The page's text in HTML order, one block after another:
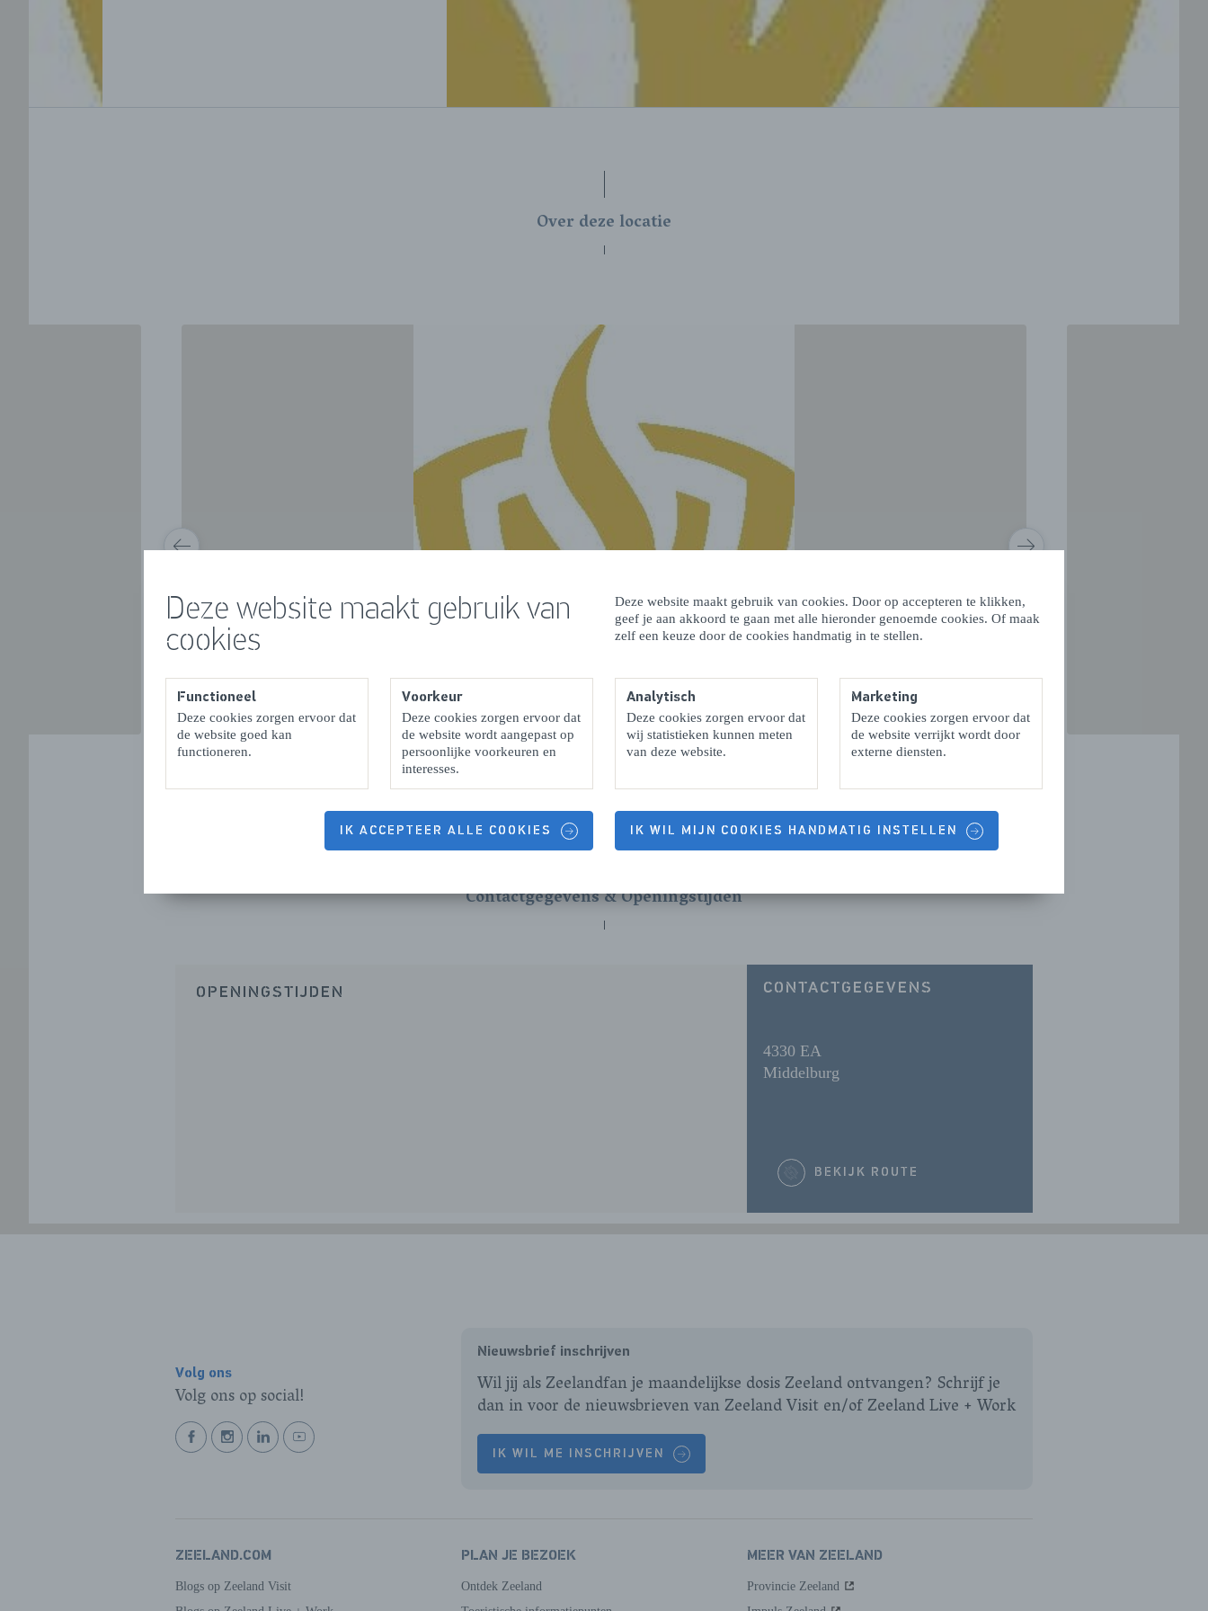
Deze website maakt gebruik van
cookies
Deze website maakt gebruik van cookies. Door op accepteren te klikken,
geef je aan akkoord te gaan met alle hieronder genoemde cookies. Of maak
zelf een keuze door de cookies handmatig in te stellen.
Functioneel
Deze cookies zorgen ervoor dat
de website goed kan
functioneren.
Voorkeur
Deze cookies zorgen ervoor dat
de website wordt aangepast op
persoonlijke voorkeuren en
interesses.
Analytisch
Deze cookies zorgen ervoor dat
wij statistieken kunnen meten
van deze website.
Marketing
Deze cookies zorgen ervoor dat
de website verrijkt wordt door
externe diensten.
IK ACCEPTEER ALLE COOKIES IK WIL MIJN COOKIES HANDMATIG INSTELLEN
Over deze locatie
VORIGE VOLGENDE
Contactgegevens & Openingstijden
OPENINGSTIJDEN CONTACTGEGEVENS
4330 EA
Middelburg
BEKIJK ROUTE
Volg ons
Volg ons op social!
BEKIJKBEKIJKBEKIJKBEKIJK
Nieuwsbrief inschrijven
Wil jij als Zeelandfan je maandelijkse dosis Zeeland ontvangen? Schrijf je
dan in voor de nieuwsbrieven van Zeeland Visit en/of Zeeland Live + Work
IK WIL ME INSCHRIJVEN
ZEELAND.COM
Blogs op Zeeland Visit
PLAN JE BEZOEK
Ontdek Zeeland
MEER VAN ZEELAND
Provincie Zeeland